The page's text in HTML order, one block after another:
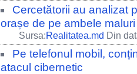
Cercetătorii au analizat
orașe de pe ambele
Sursa:Realitatea.md Din
Pe telefonul mobil,
atacul cibernetic